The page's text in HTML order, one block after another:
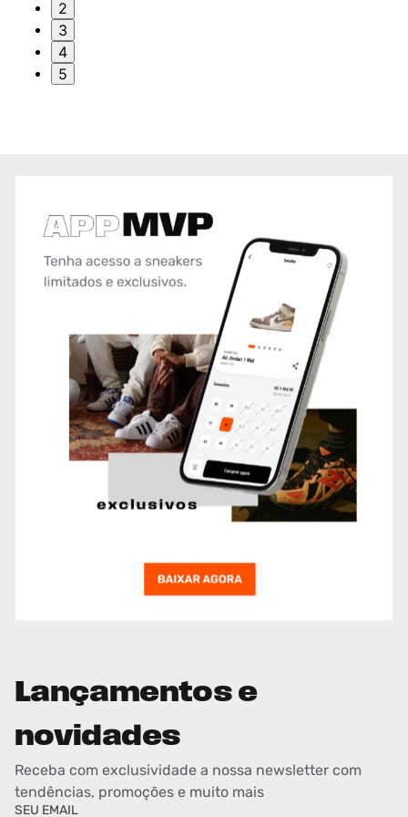
2
3
4
5
Lançamentos e
novidades
Receba com exclusividade a nossa newsletter com
tendências, promoções e muito mais
SEU EMAIL